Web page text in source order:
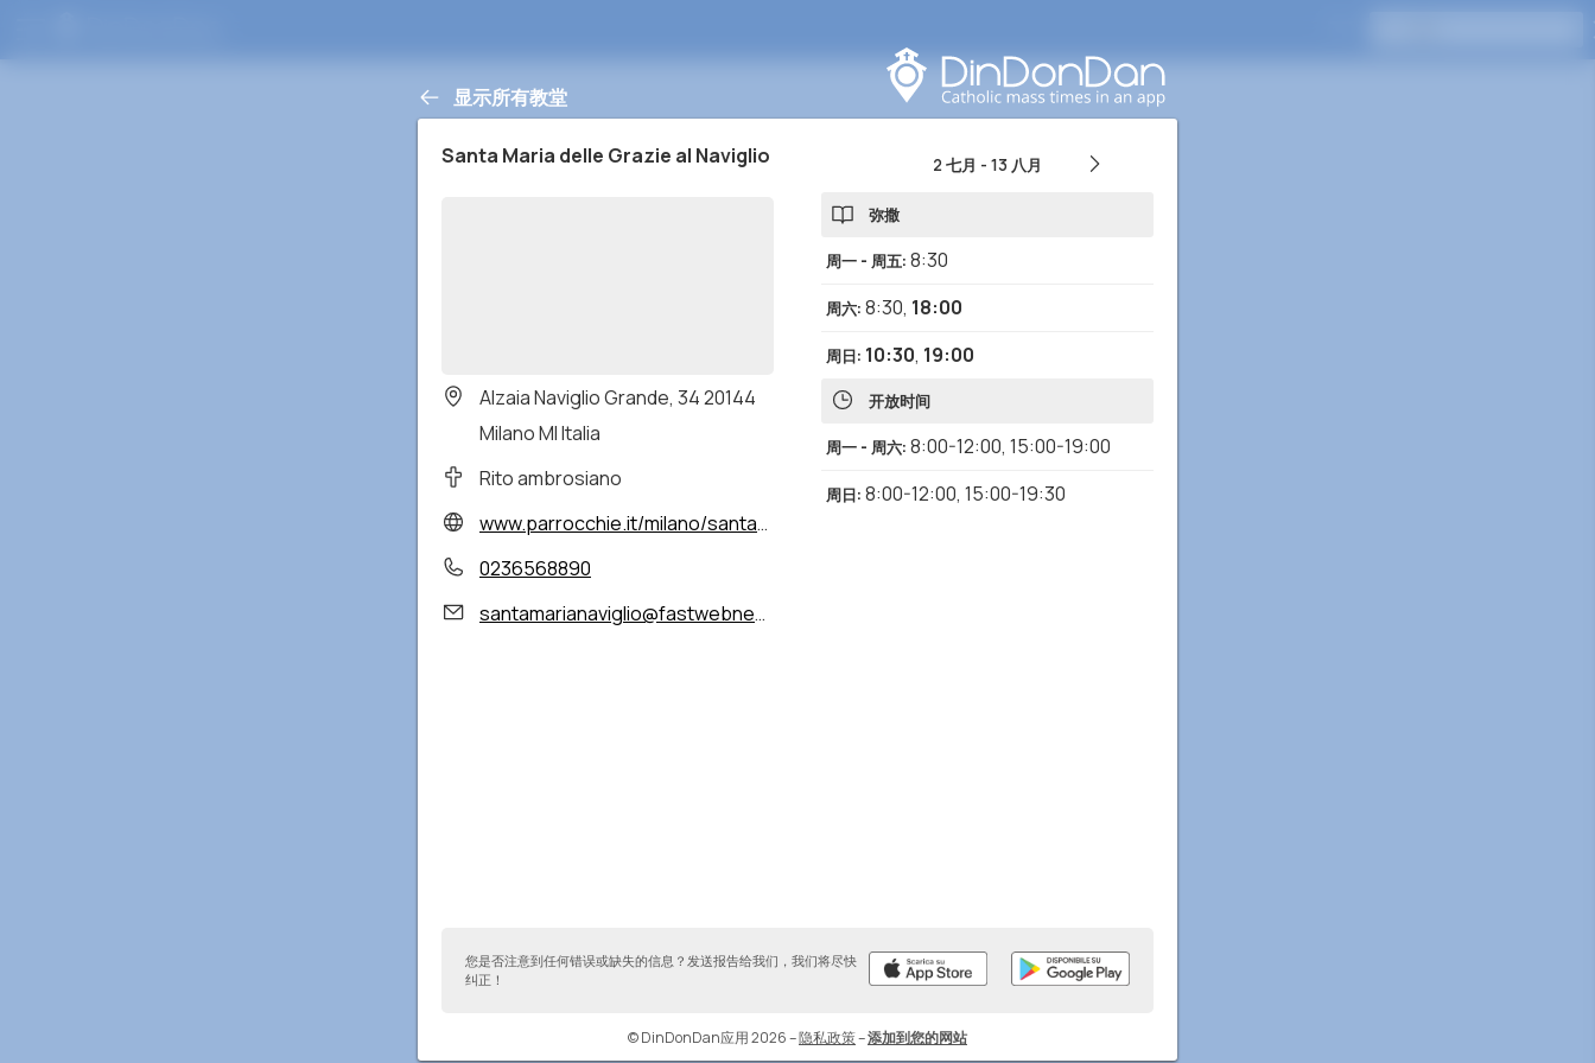
显示所有教堂
Santa Maria delle Grazie al Naviglio
Alzaia Naviglio Grande, 34 20144
Milano MI Italia
Rito ambrosiano
www.parrocchie.it/milano/santamariadellegraziealnaviglio/
0236568890
santamarianaviglio@fastwebnet.it
2 七月 - 13 八月
弥撒
周一 - 周五: 8:30
周六: 8:30, 18:00
周日: 10:30, 19:00
开放时间
周一 - 周六: 8:00-12:00, 15:00-19:00
周日: 8:00-12:00, 15:00-19:30
您是否注意到任何错误或缺失的信息？发送报告给我们，我们将尽快
纠正！
© DinDonDan应用 2026–隐私政策–添加到您的网站